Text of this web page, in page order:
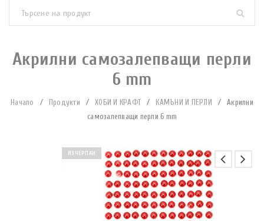
Акрилни самозалепващи перли
6 mm
Начало / Продукти / ХОБИ И КРАФТ / КАМЪНИ И ПЕРЛИ /
Акрилни
самозалепващи перли 6 mm
ИЗЧЕРПАН